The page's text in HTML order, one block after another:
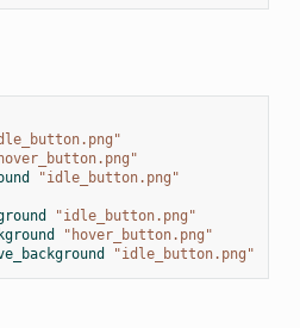
"idle_button.png"
"idle_button.png"
"hover_button.png"
"idle_button.png"